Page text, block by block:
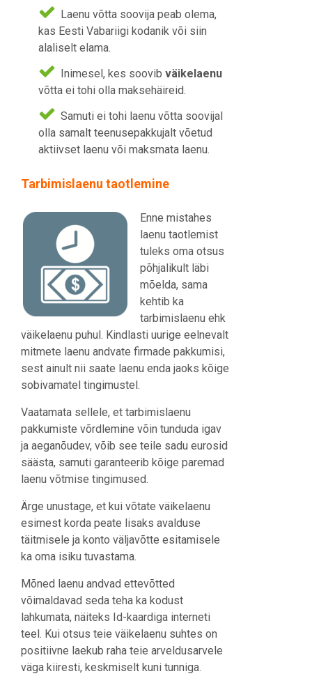
Laenu võtta soovija peab olema,
kas Eesti Vabariigi kodanik või siin
alaliselt elama.
Inimesel, kes soovib väikelaenu
võtta ei tohi olla maksehäireid.
Samuti ei tohi laenu võtta soovijal
olla samalt teenusepakkujalt võetud
aktiivset laenu või maksmata laenu.
Tarbimislaenu taotlemine
Enne mistahes
laenu taotlemist
tuleks oma otsus
põhjalikult läbi
mõelda, sama
kehtib ka
tarbimislaenu ehk
väikelaenu puhul. Kindlasti uurige eelnevalt
mitmete laenu andvate firmade pakkumisi,
sest ainult nii saate laenu enda jaoks kõige
sobivamatel tingimustel.
Vaatamata sellele, et tarbimislaenu
pakkumiste võrdlemine võin tunduda igav
ja aeganõudev, võib see teile sadu eurosid
säästa, samuti garanteerib kõige paremad
laenu võtmise tingimused.
Ärge unustage, et kui võtate väikelaenu
esimest korda peate lisaks avalduse
täitmisele ja konto väljavõtte esitamisele
ka oma isiku tuvastama.
Mõned laenu andvad ettevõtted
võimaldavad seda teha ka kodust
lahkumata, näiteks Id-kaardiga interneti
teel. Kui otsus teie väikelaenu suhtes on
positiivne laekub raha teie arveldusarvele
väga kiiresti, keskmiselt kuni tunniga.